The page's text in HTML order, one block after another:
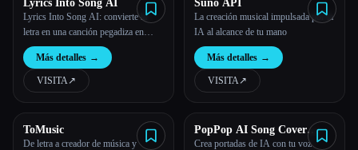
Lyrics Into Song AI
Lyrics Into Song AI: convierte la
letra en una canción pegadiza en
Internet de forma gratuita.
Más detalles →
VISITA↗︎
Suno API
La creación musical impulsada por la
IA al alcance de tu mano
Más detalles →
VISITA↗︎
ToMusic
De letra a creador de música y
PopPop AI Song Cover
Generator
Crea portadas de IA con tu voz